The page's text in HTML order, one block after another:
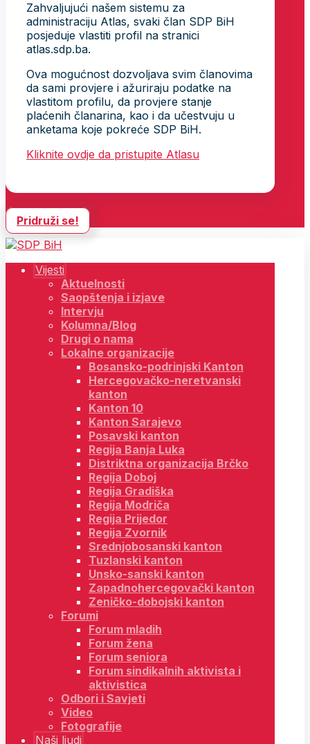
Zahvaljujući našem sistemu za
administraciju Atlas, svaki član SDP BiH
posjeduje vlastiti profil na stranici
atlas.sdp.ba.
Ova mogućnost dozvoljava svim članovima
da sami provjere i ažuriraju podatke na
vlastitom profilu, da provjere stanje
plaćenih članarina, kao i da učestvuju u
anketama koje pokreće SDP BiH.
Kliknite ovdje da pristupite Atlasu
Pridruži se!
Vijesti
Aktuelnosti
Saopštenja i izjave
Intervju
Kolumna/Blog
Drugi o nama
Lokalne organizacije
Bosansko-podrinjski Kanton
Hercegovačko-neretvanski
kanton
Kanton 10
Kanton Sarajevo
Posavski kanton
Regija Banja Luka
Distriktna organizacija Brčko
Regija Doboj
Regija Gradiška
Regija Modriča
Regija Prijedor
Regija Zvornik
Srednjobosanski kanton
Tuzlanski kanton
Unsko-sanski kanton
Zapadnohercegovački kanton
Zeničko-dobojski kanton
Forumi
Forum mladih
Forum žena
Forum seniora
Forum sindikalnih aktivista i
aktivistica
Odbori i Savjeti
Video
Fotografije
Naši ljudi